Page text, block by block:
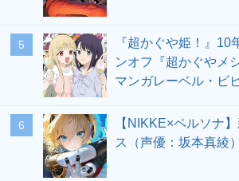
5
『超かぐや姫！』
ンオフ『超かぐやメ
マンガレーベル・ビ
6
【NIKKE×ペルソナ
ス（声優：坂本真綾